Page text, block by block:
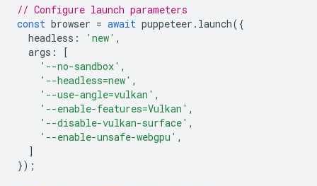
// Configure launch parameters
const browser = await puppeteer . launch({
headless : 'new' ,
args :
[
'--no-sandbox' ,
'--headless=new' ,
'--use-angle=vulkan' ,
'--enable-features=Vulkan' ,
'--disable-vulkan-surface' ,
'--enable-unsafe-webgpu' ,
]
});